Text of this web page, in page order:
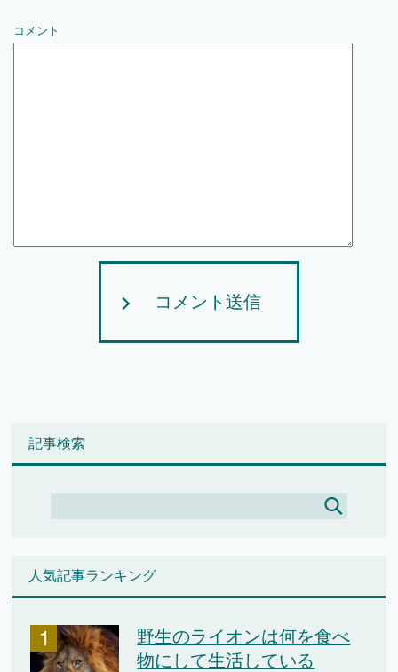
コメント
コメント送信
記事検索
人気記事ランキング
野生のライオンは何を食べ
物にして生活している